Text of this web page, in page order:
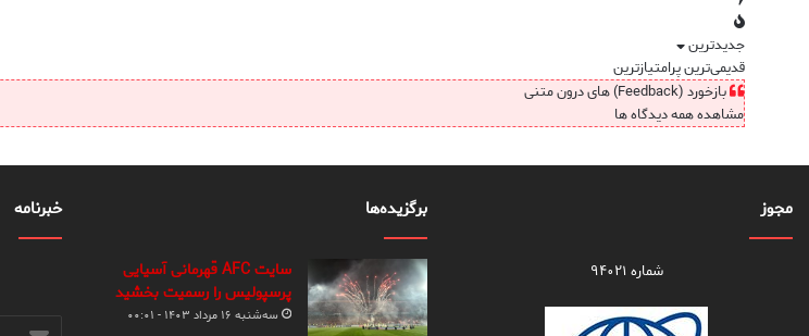
جدیدترین
قدیمی‌ترینپرامتیازترین
بازخورد (Feedback) های درون متنی
مشاهده همه دیدگاه ها
مجوز
شماره ۹۴۰۲۱
برگزیده‌ها
سایت AFC قهرمانی آسیایی
پرسپولیس را رسمیت بخشید
سه‌شنبه ۱۶ مرداد ۱۴۰۳ - ۰۰:۰۱
خبرنامه
آدرس